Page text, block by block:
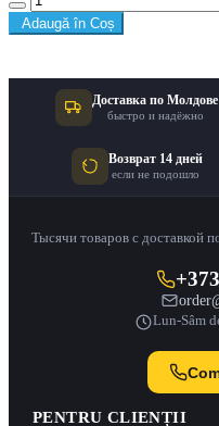
Adaugă în Coș
Доставка по Молдове
быстро и надёжно
Возврат 14 дней
если не подошло
Тысячи товаров с доставкой
Lun-Sâm
PENTRU CLIENȚII